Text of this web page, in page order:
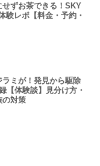
せずお茶できる！SKY
験レポ【料金・予約・
ミが！発見から駆除
【体験談】見分け方・
の対策